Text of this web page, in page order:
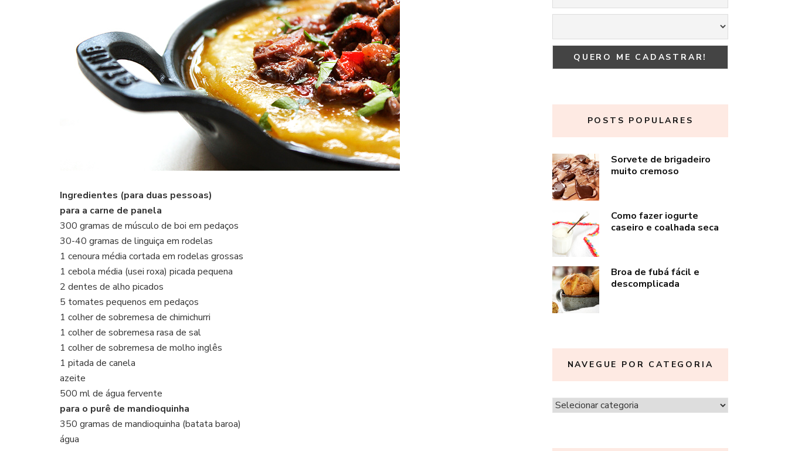
Ingredientes (para duas pessoas)
para a carne de panela
300 gramas de músculo de boi em pedaços
30-40 gramas de linguiça em rodelas
1 cenoura média cortada em rodelas grossas
1 cebola média (usei roxa) picada pequena
2 dentes de alho picados
5 tomates pequenos em pedaços
1 colher de sobremesa de chimichurri
1 colher de sobremesa rasa de sal
1 colher de sobremesa de molho inglês
1 pitada de canela
azeite
500 ml de água fervente
para o purê de mandioquinha
350 gramas de mandioquinha (batata baroa)
água
POSTS POPULARES
Sorvete de brigadeiro
muito cremoso
Como fazer iogurte
caseiro e coalhada seca
Broa de fubá fácil e
descomplicada
NAVEGUE POR CATEGORIA
Navegue